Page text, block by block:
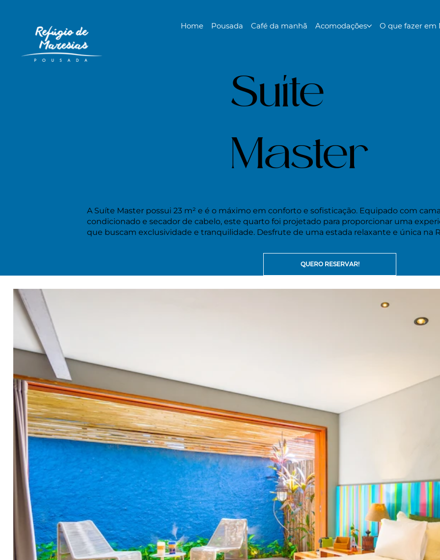
Home Pousada Café da manhã Acomodações O que fazer em
Suíte
Master
A Suíte Master possui 23 m² e é o máximo em conforto e sofisticação. Equipado com
condicionado e secador de cabelo, este quarto foi projetado para proporcionar uma
que buscam exclusividade e tranquilidade. Desfrute de uma estada relaxante e única na
QUERO RESERVAR!